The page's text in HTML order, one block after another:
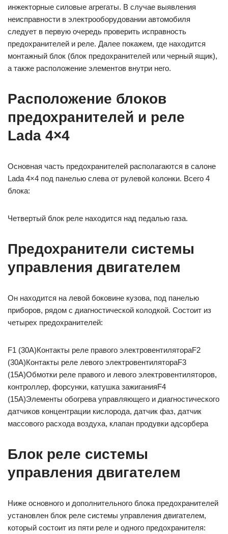
инжекторные силовые агрегаты. В случае выявления
неисправности в электрооборудовании автомобиля
следует в первую очередь проверить исправность
предохранителей и реле. Далее покажем, где находится
монтажный блок (блок предохранителей или черный ящик),
а также расположение элементов внутри него.
Расположение блоков
предохранителей и реле
Lada 4×4
Основная часть предохранителей располагаются в салоне
Lada 4×4 под панелью слева от рулевой колонки. Всего 4
блока:
Четвертый блок реле находится над педалью газа.
Предохранители системы
управления двигателем
Он находится на левой боковине кузова, под панелью
приборов, рядом с диагностической колодкой. Состоит из
четырех предохранителей:
F1 (30A)Контакты реле правого электровентилятораF2
(30A)Контакты реле левого электровентилятораF3
(15A)Обмотки реле правого и левого электровентиляторов,
контроллер, форсунки, катушка зажиганияF4
(15A)Элементы обогрева управляющего и диагностического
датчиков концентрации кислорода, датчик фаз, датчик
массового расхода воздуха, клапан продувки адсорбера
Блок реле системы
управления двигателем
Ниже основного и дополнительного блока предохранителей
установлен блок реле системы управления двигателем,
который состоит из пяти реле и одного предохранителя: